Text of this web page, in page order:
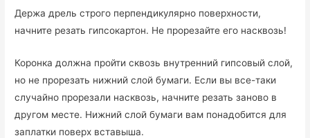
Держа дрель строго перпендикулярно поверхности,
начните резать гипсокартон. Не прорезайте его насквозь!
Коронка должна пройти сквозь внутренний гипсовый слой,
но не прорезать нижний слой бумаги. Если вы все-таки
случайно прорезали насквозь, начните резать заново в
другом месте. Нижний слой бумаги вам понадобится для
заплатки поверх вставыша.